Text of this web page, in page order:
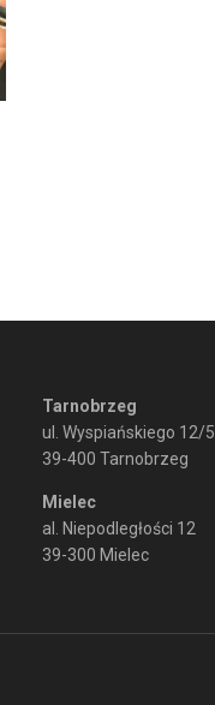
Tarnobrzeg
ul. Wyspiańskiego 12/5
39-400 Tarnobrzeg
Mielec
al. Niepodległości 12
39-300 Mielec